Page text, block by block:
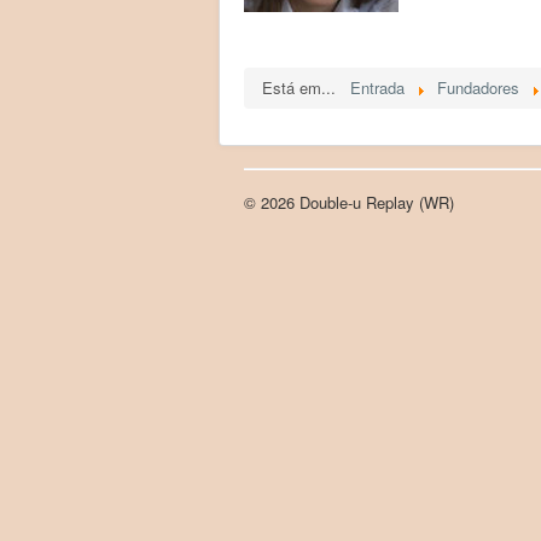
Está em... Entrada Fundadores
© 2026 Double-u Replay (WR)